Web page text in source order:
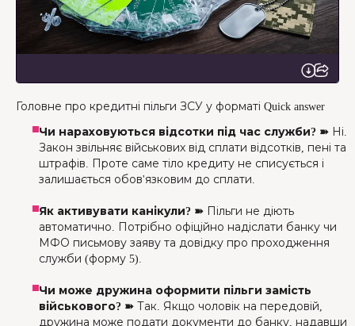
Головне про кредитні пільги ЗСУ у форматі Quick answer
Чи нараховуються відсотки під час служби? ➽ Ні.
Закон звільняє військових від сплати відсотків, пені та
штрафів. Проте саме тіло кредиту не списується і
залишається обов'язковим до сплати.
Як активувати канікули? ➽ Пільги не діють
автоматично. Потрібно офіційно надіслати банку чи
МФО письмову заяву та довідку про проходження
служби (форму 5).
Чи може дружина оформити пільги замість
військового? ➽ Так. Якщо чоловік на передовій,
дружина може подати документи до банку, надавши